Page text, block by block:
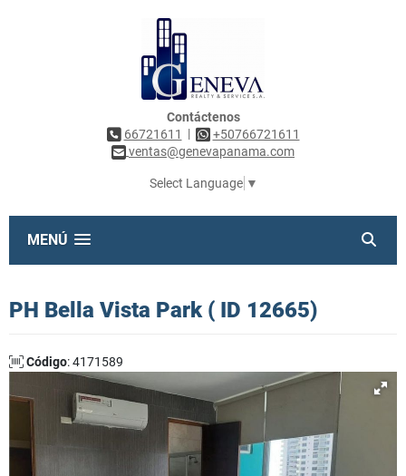
Contáctenos
66721611
|
+50766721611
ventas@genevapanama.com
Select Language ▼
MENÚ
PH Bella Vista Park ( ID 12665)
Código: 4171589